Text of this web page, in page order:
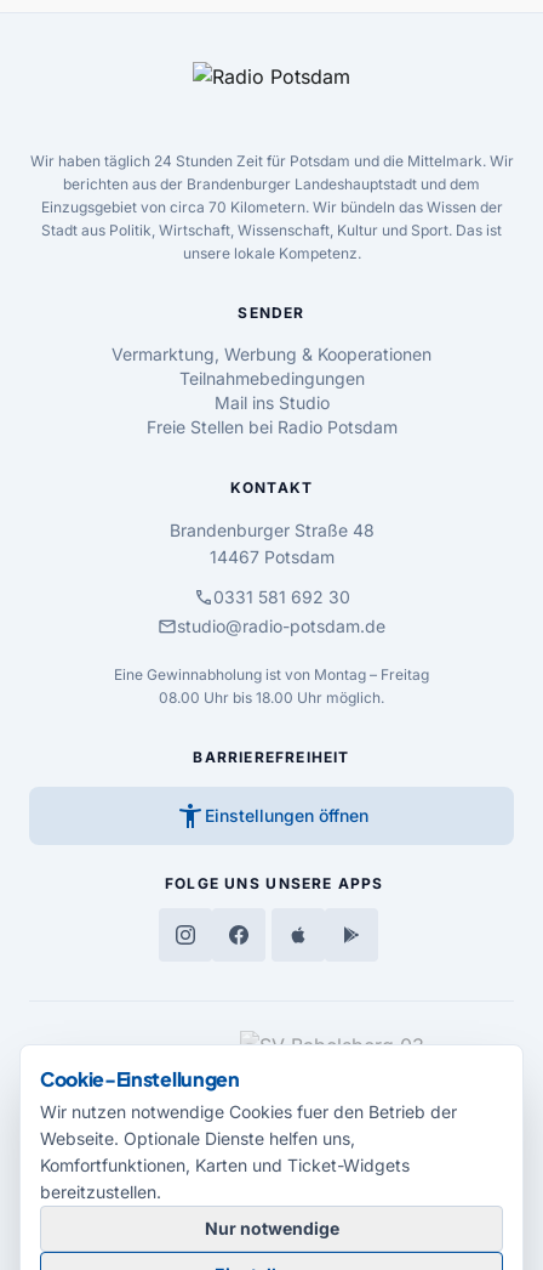
Wir haben täglich 24 Stunden Zeit für Potsdam und die Mittelmark. Wir
berichten aus der Brandenburger Landeshauptstadt und dem
Einzugsgebiet von circa 70 Kilometern. Wir bündeln das Wissen der
Stadt aus Politik, Wirtschaft, Wissenschaft, Kultur und Sport. Das ist
unsere lokale Kompetenz.
SENDER
Vermarktung, Werbung & Kooperationen
Teilnahmebedingungen
Mail ins Studio
Freie Stellen bei Radio Potsdam
KONTAKT
Brandenburger Straße 48
14467 Potsdam
call0331 581 692 30
mailstudio@radio-potsdam.de
Eine Gewinnabholung ist von Montag – Freitag
08.00 Uhr bis 18.00 Uhr möglich.
BARRIEREFREIHEIT
accessibility_new Einstellungen öffnen
FOLGE UNS UNSERE APPS
MEDIENPARTNER
© 2026 Radio Potsdam. Webseite entwickelt durch dieMedienagentur
Cookie-Einstellungen
Wir nutzen notwendige Cookies fuer den Betrieb der
Webseite. Optionale Dienste helfen uns,
Komfortfunktionen, Karten und Ticket-Widgets
bereitzustellen.
Nur notwendige